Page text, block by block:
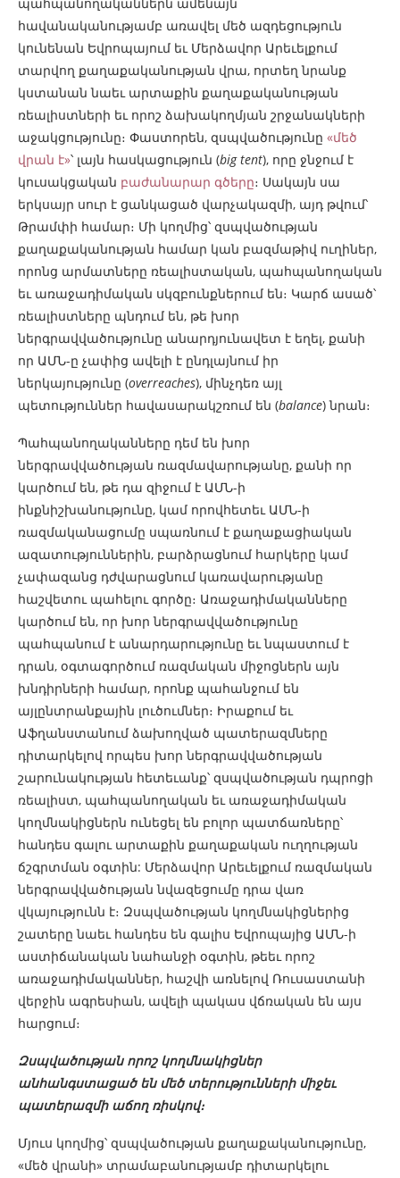
հավանականությամբ առավել մեծ ազդեցություն
կունենան Եվրոպայում եւ Մերձավոր Արեւելքում
տարվող քաղաքականության վրա, որտեղ նրանք
կստանան նաեւ արտաքին քաղաքականության
ռեալիստների եւ որոշ ձախակողմյան շրջանակների
աջակցությունը։ Փաստորեն, զսպվածությունը «մեծ
վրան է»՝ լայն հասկացություն (big tent), որը ջնջում է
կուսակցական բաժանարար գծերը։ Սակայն սա
երկսայր սուր է ցանկացած վարչակազմի, այդ թվում՝
Թրամփի համար։ Մի կողմից՝ զսպվածության
քաղաքականության համար կան բազմաթիվ ուղիներ,
որոնց արմատները ռեալիստական, պահպանողական
եւ առաջադիմական սկզբունքներում են։ Կարճ ասած՝
ռեալիստները պնդում են, թե խոր
ներգրավվածությունը անարդյունավետ է եղել, քանի
որ ԱՄՆ-ը չափից ավելի է ընդլայնում իր
ներկայությունը (overreaches), մինչդեռ այլ
պետություններ հավասարակշռում են (balance) նրան։
Պահպանողականները դեմ են խոր
ներգրավվածության ռազմավարությանը, քանի որ
կարծում են, թե դա զիջում է ԱՄՆ-ի
ինքնիշխանությունը, կամ որովհետեւ ԱՄՆ-ի
ռազմականացումը սպառնում է քաղաքացիական
ազատություններին, բարձրացնում հարկերը կամ
չափազանց դժվարացնում կառավարությանը
հաշվետու պահելու գործը։ Առաջադիմականները
կարծում են, որ խոր ներգրավվածությունը
պահպանում է անարդարությունը եւ նպաստում է
դրան, օգտագործում ռազմական միջոցներն այն
խնդիրների համար, որոնք պահանջում են
այլընտրանքային լուծումներ։ Իրաքում եւ
Աֆղանստանում ձախողված պատերազմները
դիտարկելով որպես խոր ներգրավվածության
շարունակության հետեւանք՝ զսպվածության դպրոցի
ռեալիստ, պահպանողական եւ առաջադիմական
կողմնակիցներն ունեցել են բոլոր պատճառները՝
հանդես գալու արտաքին քաղաքական ուղղության
ճշգրտման օգտին: Մերձավոր Արեւելքում ռազմական
ներգրավվածության նվազեցումը դրա վառ
վկայությունն է։ Զսպվածության կողմնակիցներից
շատերը նաեւ հանդես են գալիս Եվրոպայից ԱՄՆ-ի
աստիճանական նահանջի օգտին, թեեւ որոշ
առաջադիմականներ, հաշվի առնելով Ռուսաստանի
վերջին ագրեսիան, ավելի պակաս վճռական են այս
հարցում։
Զսպվածության որոշ կողմնակիցներ
անհանգստացած են մեծ տերությունների միջեւ
պատերազմի աճող ռիսկով։
Մյուս կողմից՝ զսպվածության քաղաքականությունը,
«մեծ վրանի» տրամաբանությամբ դիտարկելու